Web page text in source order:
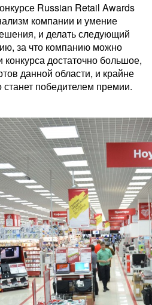
Russian Retail Awards
компании и умение
и делать следующий
за что компанию можно
достаточно большое,
данной области, и крайне
победителем премии.